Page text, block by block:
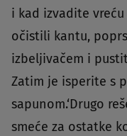
i kad izvadite
očistili kantu,
izbeljivačem i
Zatim je isperite s
sapunom.‘Drugo
smeće za ostatke